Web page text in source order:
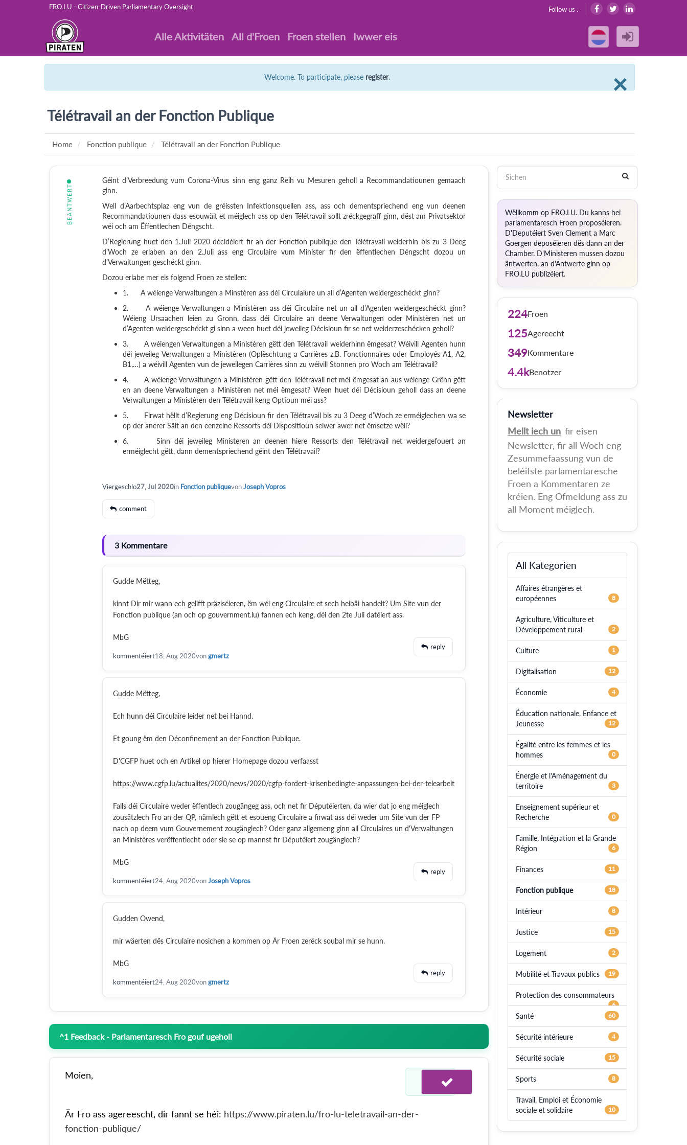
FRO.LU - Citizen-Driven Parliamentary Oversight Follow us :
Alle Aktivitäten All d'Froen Froen stellen Iwwer eis
×
Welcome. To participate, please register.
Télétravail an der Fonction Publique
Home Fonction publique Télétravail an der Fonction Publique
BEÄNTWERT
Géint d’Verbreedung vum Corona-Virus sinn eng ganz Reih vu Mesuren geholl a Recommandatiounen gemaach
ginn.
Well d’Aarbechtsplaz eng vun de gréissten Infektionsquellen ass, ass och dementspriechend eng vun deenen
Recommandatiounen dass esouwäit et méiglech ass op den Télétravail sollt zréckgegraff ginn, dëst am Privatsektor
wéi och am Ëffentlechen Déngscht.
D’Regierung huet den 1.Juli 2020 décidéiert fir an der Fonction publique den Télétravail weiderhin bis zu 3 Deeg
d’Woch ze erlaben an den 2.Juli ass eng Circulaire vum Minister fir den ëffentlechen Déngscht dozou un
d’Verwaltungen geschéckt ginn.
Dozou erlabe mer eis folgend Froen ze stellen:
1.
A wéienge Verwaltungen a Minstèren ass déi Circulaiure un all d’Agenten weidergeschéckt ginn?
2.
A wéienge Verwaltungen a Ministèren ass déi Circulaire net un all d’Agenten weidergeschéckt ginn?
Wéieng Ursaachen leien zu Gronn, dass déi Circulaire an deene Verwaltungen oder Ministèren net un
d’Agenten weidergeschéckt gi sinn a ween huet déi jeweileg Décisioun fir se net weiderzeschécken geholl?
3.
A wéiengen Verwaltungen a Ministèren gëtt den Télétravail weiderhinn ëmgesat? Wéivill Agenten hunn
déi jeweileg Verwaltungen a Ministèren (Oplëschtung a Carrières z.B. Fonctionnaires oder Employés A1, A2,
B1,…) a wéivill Agenten vun de jeweilegen Carrières sinn zu wéivill Stonnen pro Woch am Télétravail?
4.
A wéienge Verwaltungen a Ministèren gëtt den Télétravail net méi ëmgesat an aus wéienge Grënn gëtt
en an deene Verwaltungen a Ministèren net méi ëmgesat? Ween huet déi Décisioun geholl dass an deene
Verwaltungen a Ministèren den Télétravail keng Optioun méi ass?
5.
Firwat hëllt d’Regierung eng Décisioun fir den Télétravail bis zu 3 Deeg d’Woch ze erméiglechen wa se
op der anerer Säit an den eenzelne Ressorts déi Dispositioun selwer awer net ëmsetze wëll?
6.
Sinn déi jeweileg Ministeren an deenen hiere Ressorts den Télétravail net weidergefouert an
erméiglecht gëtt, dann dementspriechend géint den Télétravail?
Viergeschlo27, Jul 2020in Fonction publiquevonJoseph Vopros
comment
3 Kommentare
Gudde Mëtteg,
kinnt Dir mir wann ech gelifft präziséieren, ëm wéi eng Circulaire et sech heibäi handelt? Um Site vun der
Fonction publique (an och op gouvernment.lu) fannen ech keng, déi den 2te Juli datéiert ass.
MbG
kommentéiert18, Aug 2020vongmertz
reply
Gudde Mëtteg,
Ech hunn déi Circulaire leider net bei Hannd.
Et goung ëm den Déconfinement an der Fonction Publique.
D'CGFP huet och en Artikel op hierer Homepage dozou verfaasst
https://www.cgfp.lu/actualites/2020/news/2020/cgfp-fordert-krisenbedingte-anpassungen-bei-der-telearbeit
Falls déi Circulaire weder ëffentlech zougängeg ass, och net fir Députéierten, da wier dat jo eng méiglech
zousätzlech Fro an der QP, nämlech gëtt et esoueng Circulaire a firwat ass déi weder um Site vun der FP
nach op deem vum Gouvernement zougänglech? Oder ganz allgemeng ginn all Circulaires un d'Verwaltungen
an Ministères verëffentlecht oder sie se op mannst fir Députéiert zougänglech?
MbG
kommentéiert24, Aug 2020vonJoseph Vopros
reply
Gudden Owend,
mir wäerten dës Circulaire nosichen a kommen op Är Froen zeréck soubal mir se hunn.
MbG
kommentéiert24, Aug 2020vongmertz
reply
^1 Feedback - Parlamentaresch Fro gouf ugeholl
Moien,
Är Fro ass agereescht, dir fannt se héi: https://www.piraten.lu/fro-lu-teletravail-an-der-
fonction-publique/
Wëllkomm op FRO.LU. Du kanns hei
parlamentaresch Froen proposéieren.
D'Deputéiert Sven Clement a Marc
Goergen deposéieren dës dann an der
Chamber. D'Ministeren mussen dozou
äntwerten, an d'Äntwerte ginn op
FRO.LU publizéiert.
224Froen
125Agereecht
349Kommentare
4.4kBenotzer
Newsletter
Mellt iech un fir eisen
Newsletter, fir all Woch eng
Zesummefaassung vun de
beléifste parlamentaresche
Froen a Kommentaren ze
kréien. Eng Ofmeldung ass zu
all Moment méiglech.
All Kategorien
Affaires étrangères et
européennes
8
Agriculture, Viticulture et
Développement rural
2
Culture 1
Digitalisation 12
Économie 4
Éducation nationale, Enfance et
Jeunesse
12
Égalité entre les femmes et les
hommes
0
Énergie et l'Aménagement du
territoire
3
Enseignement supérieur et
Recherche
0
Famille, Intégration et la Grande
Région
6
Finances 11
Fonction publique 18
Intérieur 8
Justice 15
Logement 2
Mobilité et Travaux publics 19
Protection des consommateurs
6
Santé 60
Sécurité intérieure 4
Sécurité sociale 15
Sports 8
Travail, Emploi et Économie
sociale et solidaire
10